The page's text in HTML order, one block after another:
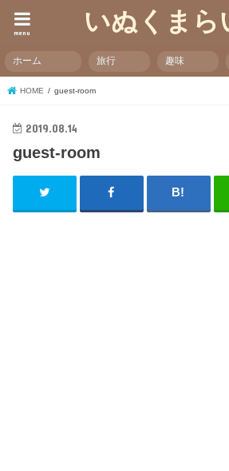
いぬくまら
menu
ホーム 旅行 趣味
HOME guest-room
2019.08.14
guest-room